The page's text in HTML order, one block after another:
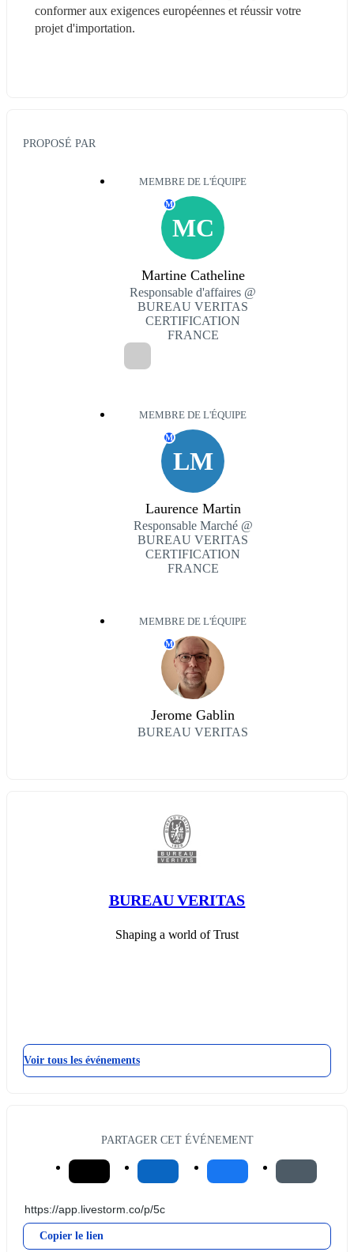
conformer aux exigences européennes et réussir votre
projet d'importation.
PROPOSÉ PAR
MEMBRE DE L'ÉQUIPE
MC
M
Martine Catheline
Responsable d'affaires @
BUREAU VERITAS
CERTIFICATION
FRANCE
MEMBRE DE L'ÉQUIPE
LM
M
Laurence Martin
Responsable Marché @
BUREAU VERITAS
CERTIFICATION
FRANCE
MEMBRE DE L'ÉQUIPE
M
Jerome Gablin
BUREAU VERITAS
BUREAU VERITAS
Shaping a world of Trust
Voir tous les événements
PARTAGER CET ÉVÉNEMENT
Copier le lien